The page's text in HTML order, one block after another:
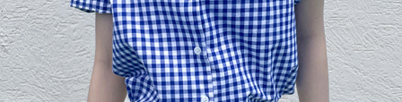
#MD추천 #당일발송 #BEST OF BEST